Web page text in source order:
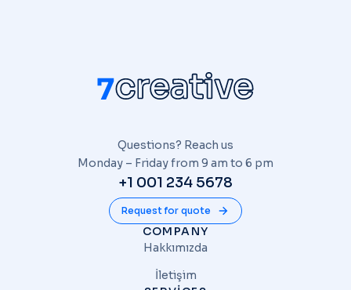
Questions? Reach us
Monday – Friday from 9 am to 6 pm
+1 001 234 5678
Request for quote
COMPANY
Hakkımızda
İletişim